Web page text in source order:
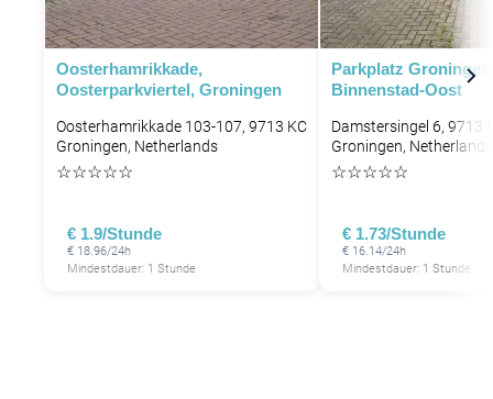
Oosterhamrikkade,
Oosterparkviertel, Groningen
Oosterhamrikkade 103-107, 9713 KC
Groningen, Netherlands
☆☆☆☆☆
€ 1.9/Stunde
€ 18.96/24h
Mindestdauer: 1 Stunde
Parkplatz Groningen
Binnenstad-Oost
Damstersingel 6, 9713
Groningen, Netherlands
☆☆☆☆☆
€ 1.73/Stunde
€ 16.14/24h
Mindestdauer: 1 Stunde